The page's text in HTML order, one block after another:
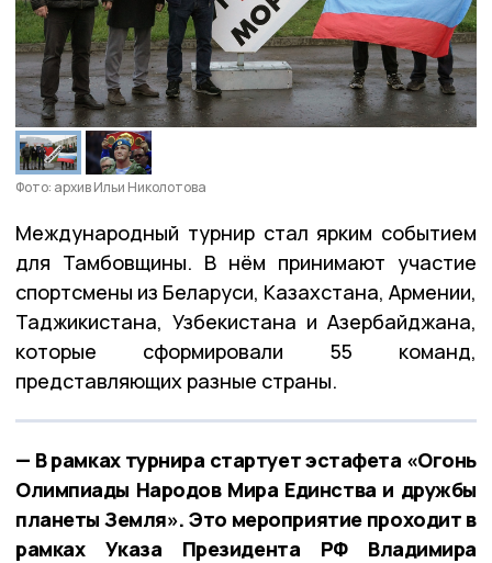
Фото: архив Ильи Николотова
Международный турнир стал ярким событием
для Тамбовщины. В нём принимают участие
спортсмены из Беларуси, Казахстана, Армении,
Таджикистана, Узбекистана и Азербайджана,
которые сформировали 55 команд,
представляющих разные страны.
— В рамках турнира стартует эстафета «Огонь
Олимпиады Народов Мира Единства и дружбы
планеты Земля». Это мероприятие проходит в
рамках Указа Президента РФ Владимира